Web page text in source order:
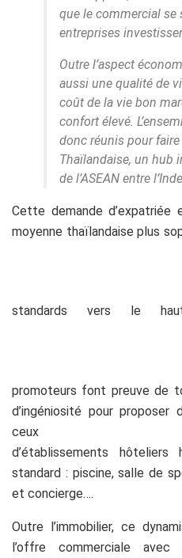
que le commercial se
entreprises
Outre l’aspect
aussi une qualité de
coût de la vie bon
confort élevé.
donc réunis pour
Thaïlandaise, un hub
de l’ASEAN entre
Cette demande d’expatriée
moyenne thaïlandaise plus
standards vers le
promoteurs font preuve de
d’ingéniosité pour proposer
ceux
d’établissements
standard : piscine, salle de
et concierge….
Outre l’immobilier, ce
l’offre commerciale avec